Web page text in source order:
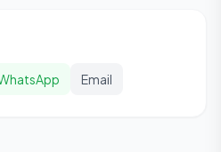
Email